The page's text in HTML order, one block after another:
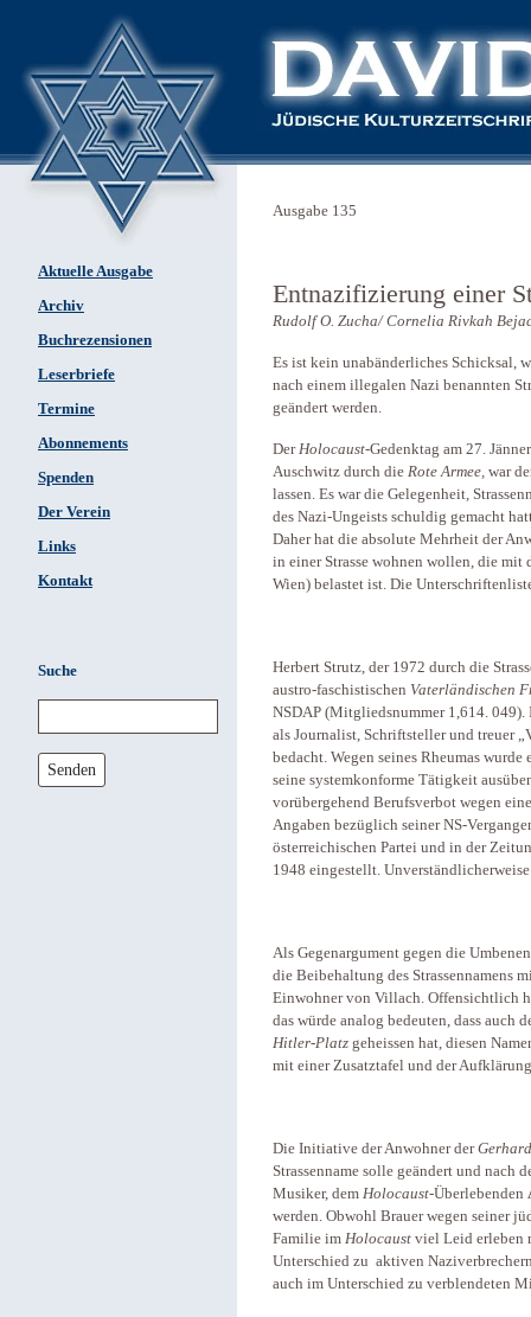
Aktuelle Ausgabe
Archiv
Buchrezensionen
Leserbriefe
Termine
Abonnements
Spenden
Der Verein
Links
Kontakt
Suche
Senden
Ausgabe 135
Entnazifizierung einer
Rudolf O. Zucha/ Cornelia Rivkah
Es ist kein unabänderliches Schicksal,
nach einem illegalen Nazi benannten
geändert werden.
DerHolocaust-Gedenktag am 27.
Auschwitz durch die Rote Armee, war
lassen. Es war die Gelegenheit,
des Nazi-Ungeists schuldig gemacht
Daher hat die absolute Mehrheit der
in einer Strasse wohnen wollen, die mit
Wien) belastet ist. Die
Herbert Strutz, der 1972 durch die
austro-faschistischen Vaterländischen
NSDAP (Mitgliedsnummer 1,614. 049).
als Journalist, Schriftsteller und treuer
bedacht. Wegen seines Rheumas
seine systemkonforme Tätigkeit
vorübergehend Berufsverbot wegen
Angaben bezüglich seiner NS-
österreichischen Partei und in der
1948 eingestellt.
Als Gegenargument gegen die
die Beibehaltung des Strassennamens
Einwohner von Villach. Offensichtlich
das würde analog bedeuten, dass
Hitler-Platz geheissen hat, diesen
mit einer Zusatztafel und der
Die Initiative der Anwohner der
Strassenname solle geändert und nach
Musiker, dem Holocaust-Überlebenden
werden. Obwohl Brauer wegen seiner
Familie im Holocaust viel Leid erleben
Unterschied zu aktiven
auch im Unterschied zu verblendeten